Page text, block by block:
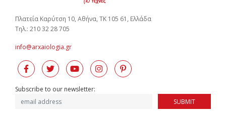
Πλατεία Καρύτση 10, Αθήνα, ΤΚ 105 61, Ελλάδα
Tηλ.: 210 32 28 705
info@arxaiologia.gr
Subscribe to our newsletter:
SUBMIT